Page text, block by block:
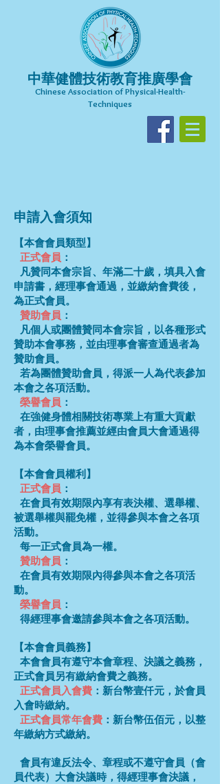
中華健體技術教育推廣學會
Chinese Association of Physical-Health-
Techniques​
申請入會須知
【本會會員類型】
正式會員 ：
凡贊同本會宗旨、年滿二十歲，填具入會
申請書，經理事會通過，並繳納會費後，
為正式會員。
贊助會員 ：
凡個人或團體贊同本會宗旨，以各種形式
贊助本會事務，並由理事會審查通過者為
贊助會員。
若為團體贊助會員，得派一人為代表參加
本會之各項活動。
榮譽會員 ：
在強健身體相關技術專業上有重大貢獻
者，由理事會推薦並經由會員大會通過得
為本會榮譽會員。
【本會會員權利】
正式會員 ：
在會員有效期限內享有表決權、選舉權、
被選舉權與罷免權，並得參與本會之各項
活動。
每一正式會員為一權。
贊助會員 ：
在會員有效期限內得參與本會之各項活
動。
榮譽會員 ：
得經理事會邀請參與本會之各項活動。
【本會會員義務】
本會會員有遵守本會章程、決議之義務，
正式會員另有繳納會費之義務。
正式會員入會費 ：新台幣壹仟元，於會員
入會時繳納。
正式會員常年會費 ：新台幣伍佰元，以整
年繳納方式繳納。
會員有違反法令、章程或不遵守會員（會
員代表）大會決議時，得經理事會決議，